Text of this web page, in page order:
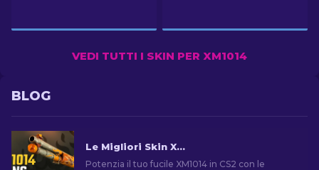
VEDI TUTTI I SKIN PER XM1014
BLOG
Le Migliori Skin XM1014 di CS2 [2026]
Potenzia il tuo fucile XM1014 in CS2 con le